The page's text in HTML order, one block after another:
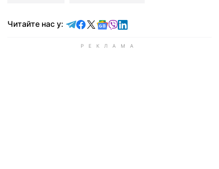
Читайте нас у: Читайте у Telegram
Читайте у Facebook
Читайте у X
Читайте у Google news
Читайте у Viber
Читайте у LinkedIn